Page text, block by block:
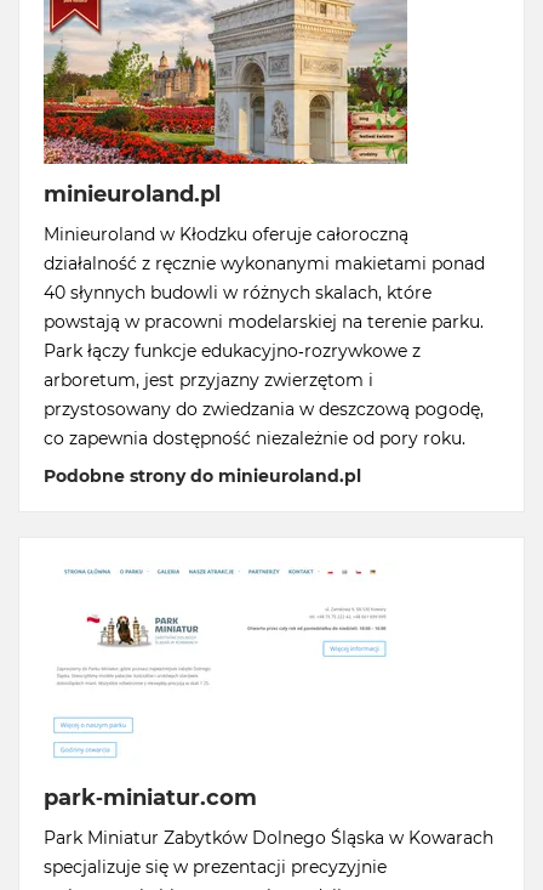
minieuroland.pl
Minieuroland w Kłodzku oferuje całoroczną
działalność z ręcznie wykonanymi makietami ponad
40 słynnych budowli w różnych skalach, które
powstają w pracowni modelarskiej na terenie parku.
Park łączy funkcje edukacyjno-rozrywkowe z
arboretum, jest przyjazny zwierzętom i
przystosowany do zwiedzania w deszczową pogodę,
co zapewnia dostępność niezależnie od pory roku.
Podobne strony do minieuroland.pl
park-miniatur.com
Park Miniatur Zabytków Dolnego Śląska w Kowarach
specjalizuje się w prezentacji precyzyjnie